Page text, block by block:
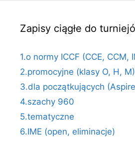
Zapisy ciągłe do
1.o normy ICCF (CCE, CCM,
2.promocyjne (klasy O, H, M)
3.dla początkujących
4.szachy 960
5.tematyczne
6.IME (open, eliminacje)